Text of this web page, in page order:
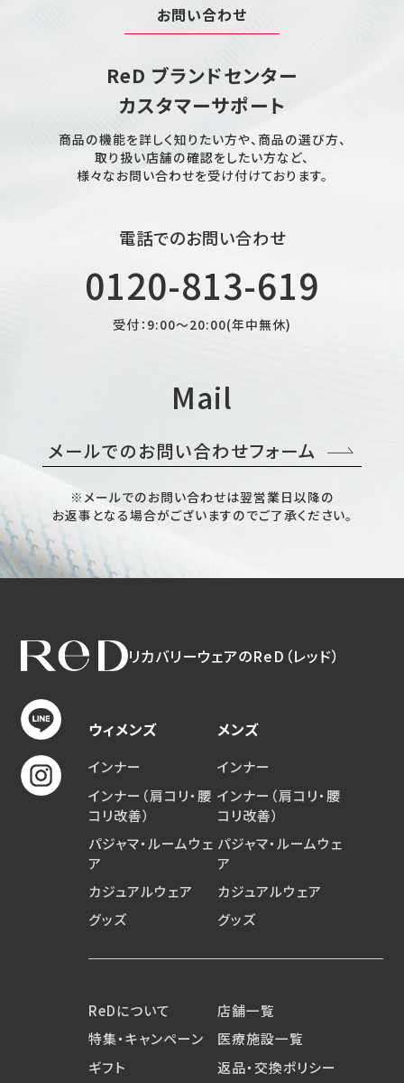
お問い合わせ
ReD ブランドセンター
カスタマーサポート
商品の機能を詳しく知りたい方や、商品の選び方、
取り扱い店舗の確認をしたい方など、
様々なお問い合わせを受け付けております。
電話でのお問い合わせ
0120-813-619
受付：9:00～20:00(年中無休)
Mail
メールでのお問い合わせフォーム
※メールでのお問い合わせは翌営業日以降の
お返事となる場合がございますのでご了承ください。
リカバリーウェアのReD（レッド）
ウィメンズ
インナー
インナー（肩コリ・腰
コリ改善）
パジャマ・ルームウェ
ア
カジュアルウェア
グッズ
メンズ
インナー
インナー（肩コリ・腰
コリ改善）
パジャマ・ルームウェ
ア
カジュアルウェア
グッズ
ReDについて
特集・キャンペーン
ギフト
店舗一覧
医療施設一覧
返品・交換ポリシー